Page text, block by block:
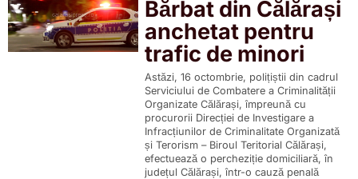
Bărbat din Călărași
anchetat pentru
trafic de minori
Astăzi, 16 octombrie, polițiștii din cadrul
Serviciului de Combatere a Criminalității
Organizate Călărași, împreună cu
procurorii Direcției de Investigare a
Infracțiunilor de Criminalitate Organizată
și Terorism – Biroul Teritorial Călărași,
efectuează o percheziție domiciliară, în
județul Călărași, într-o cauză penală